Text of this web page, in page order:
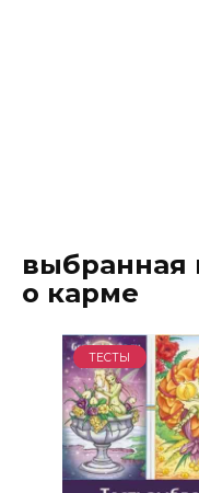
выбранная
о карме
ТЕСТЫ